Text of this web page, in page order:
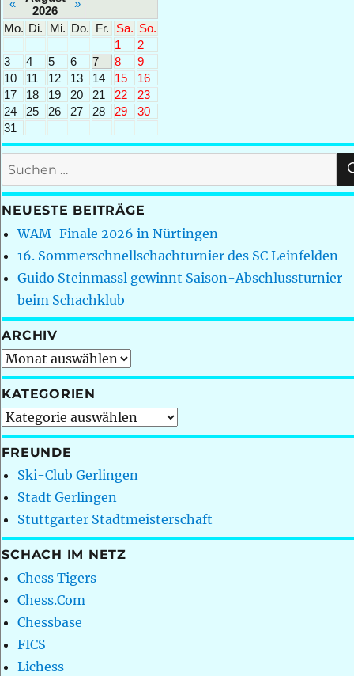
«
2026
»
Mo. Di. Mi. Do. Fr. Sa. So.
1
2
3
4 5 6 7 8
9
10
11 12 13 14 15
16
17
18 19 20 21 22
23
24
25 26 27 28 29
30
31
Suchen
nach:
NEUESTE BEITRÄGE
WAM-Finale 2026 in Nürtingen
16. Sommerschnellschachturnier des SC Leinfelden
Guido Steinmassl gewinnt Saison-Abschlussturnier
beim Schachklub
ARCHIV
Archiv
KATEGORIEN
Kategorien
FREUNDE
Ski-Club Gerlingen
Stadt Gerlingen
Stuttgarter Stadtmeisterschaft
SCHACH IM NETZ
Chess Tigers
Chess.Com
Chessbase
FICS
Lichess